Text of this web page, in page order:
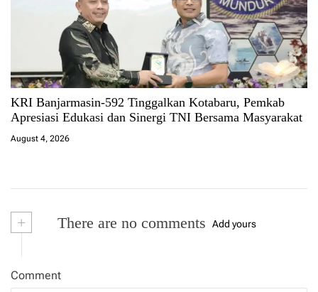
KRI Banjarmasin-592 Tinggalkan Kotabaru, Pemkab
Apresiasi Edukasi dan Sinergi TNI Bersama Masyarakat
August 4, 2026
+ There are no comments Add yours
Comment